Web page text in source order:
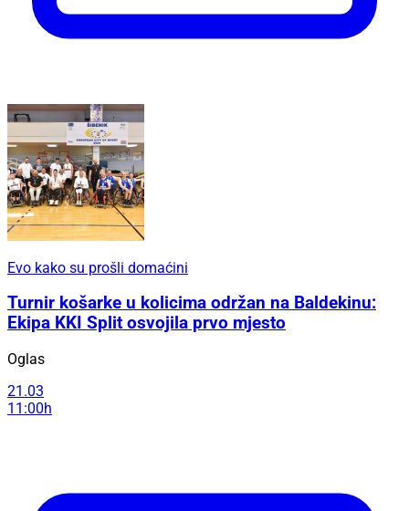
Evo kako su prošli domaćini
Turnir košarke u kolicima održan na Baldekinu:
Ekipa KKI Split osvojila prvo mjesto
Oglas
21.03
11:00h